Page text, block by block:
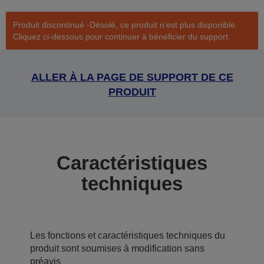
Produit discontinué -Désolé, ce produit n’est plus disponible.
Cliquez ci-dessous pour continuer à bénéficier du support.
ALLER À LA PAGE DE SUPPORT DE CE
PRODUIT
Caractéristiques
techniques
Les fonctions et caractéristiques techniques du
produit sont soumises à modification sans
préavis